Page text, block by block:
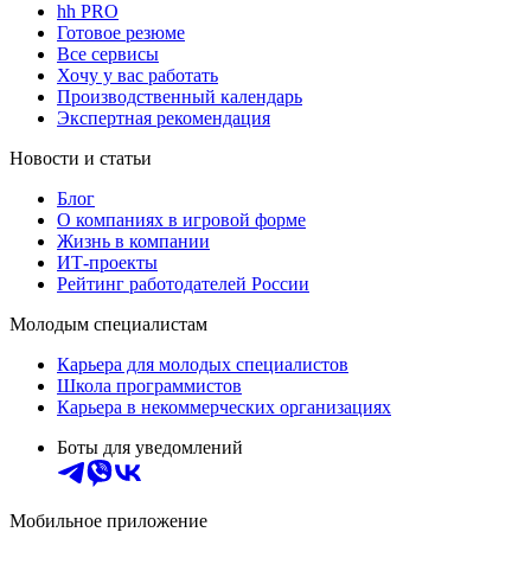
hh PRO
Готовое резюме
Все сервисы
Хочу у вас работать
Производственный календарь
Экспертная рекомендация
Новости и статьи
Блог
О компаниях в игровой форме
Жизнь в компании
ИТ-проекты
Рейтинг работодателей России
Молодым специалистам
Карьера для молодых специалистов
Школа программистов
Карьера в некоммерческих организациях
Боты для уведомлений
Мобильное приложение